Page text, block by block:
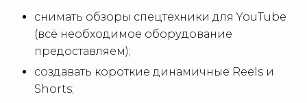
снимать обзоры спецтехники для YouTube
(всё необходимое оборудование
предоставляем);
создавать короткие динамичные Reels и
Shorts;